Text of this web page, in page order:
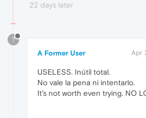
22 days later
?
A Former User Apr
USELESS. Inútil total.
No vale la pena ni intentarlo.
It's not worth even trying. NO